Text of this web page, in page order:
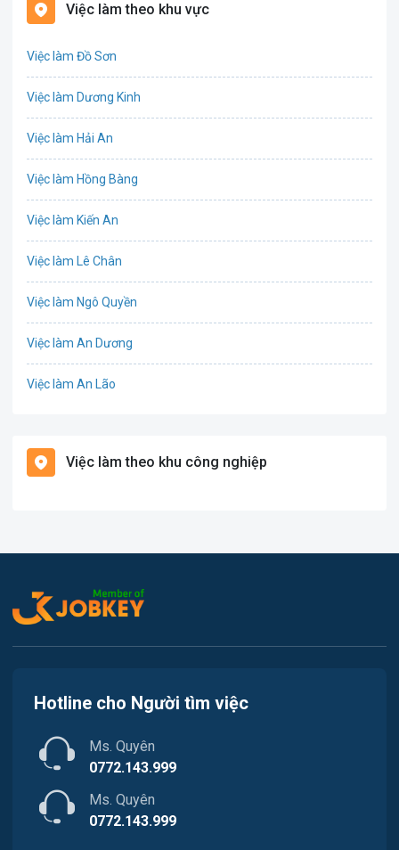
Biên phiên dịch
Văn Phòng
Lao Động Phổ Thông
Nhà hàng / Khách sạn
Nhân sự
Việc làm theo khu vực
Việc làm Đồ Sơn
Việc làm Dương Kinh
Việc làm Hải An
Việc làm Hồng Bàng
Việc làm Kiến An
Việc làm Lê Chân
Việc làm Ngô Quyền
Việc làm An Dương
Việc làm An Lão
Việc làm Cát Hải
Việc làm Tiên Lãng
Việc làm Hòa Bình
Việc làm Nam Triệu
Việc làm Bạch Đằng
Việc làm theo khu công nghiệp
Hotline cho Người tìm việc
Ms. Quyên
0772.143.999
Ms. Quyên
0772.143.999